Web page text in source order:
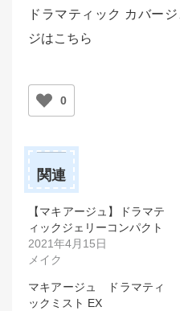
ドラマティック カバー
ジはこちら
0
関連
【マキアージュ】ドラマテ
ィックジェリーコンパクト
2021年4月15日
メイク
マキアージュ ドラマティ
ックミスト EX